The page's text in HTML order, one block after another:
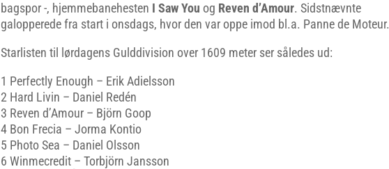
bagspor -, hjemmebanehesten I Saw You og Reven d’Amour. Sidstnævnte
galopperede fra start i onsdags, hvor den var oppe imod bl.a. Panne de Moteur.
Starlisten til lørdagens Gulddivision over 1609 meter ser således ud:
1 Perfectly Enough – Erik Adielsson
2 Hard Livin – Daniel Redén
3 Reven d’Amour – Björn Goop
4 Bon Frecia – Jorma Kontio
5 Photo Sea – Daniel Olsson
6 Winmecredit – Torbjörn Jansson